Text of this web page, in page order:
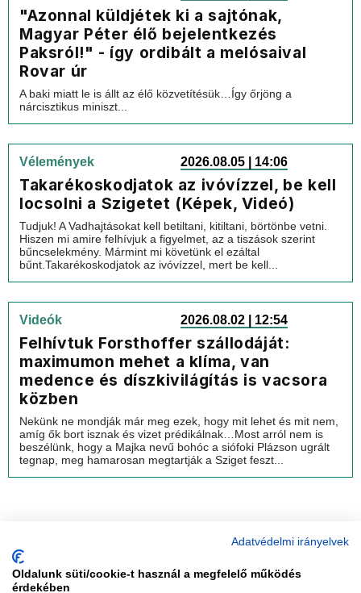
"Azonnal küldjétek ki a sajtónak,
Magyar Péter élő bejelentkezés
Paksról!" - így ordibált a melósaival
Rovar úr
A baki miatt le is állt az élő közvetítésük…Így őrjöng a
nárcisztikus miniszt...
Vélemények 2026.08.05 | 14:06
Takarékoskodjatok az ivóvízzel, be kell
locsolni a Szigetet (Képek, Videó)
Tudjuk! A Vadhajtásokat kell betiltani, kitiltani, börtönbe vetni.
Hiszen mi amire felhívjuk a figyelmet, az a tiszások szerint
bűncselekmény. Mármint mi követünk el ezáltal
bűnt.Takarékoskodjatok az ivóvízzel, mert be kell...
Videók 2026.08.02 | 12:54
Felhívtuk Forsthoffer szállodáját:
maximumon mehet a klíma, van
medence és díszkivilágítás is vacsora
közben
Nekünk ne mondják már meg ezek, hogy mit lehet és mit nem,
amíg ők bort isznak és vizet prédikálnak…Most arról nem is
beszélünk, hogy a Majka nevű bohóc a siófoki Plázson ugrált
tegnap, meg hamarosan megtartják a Sziget feszt...
Adatvédelmi irányelvek
Oldalunk süti/cookie-t használ a megfelelő működés
érdekében